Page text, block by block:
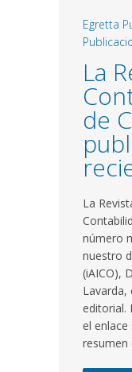
Egretta
La
de
La
número
nuestro
(iAICO),
editorial.
el
resumen